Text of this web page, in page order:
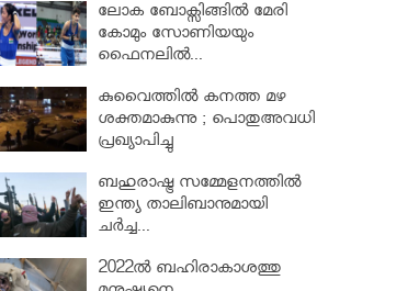
ലോക ബോക്സിങ്ങിൽ മേരി
കോമും സോണിയയും
ഫൈനലിൽ...
കുവൈത്തിൽ കനത്ത മഴ
ശക്തമാകുന്നു ; പൊതുഅവധി
പ്രഖ്യാപിച്ചു
ബഹുരാഷ്ട്ര സമ്മേളനത്തിൽ
ഇന്ത്യ താലിബാനുമായി
ചര്‍ച്ച...
2022ൽ ബഹിരാകാശത്തു